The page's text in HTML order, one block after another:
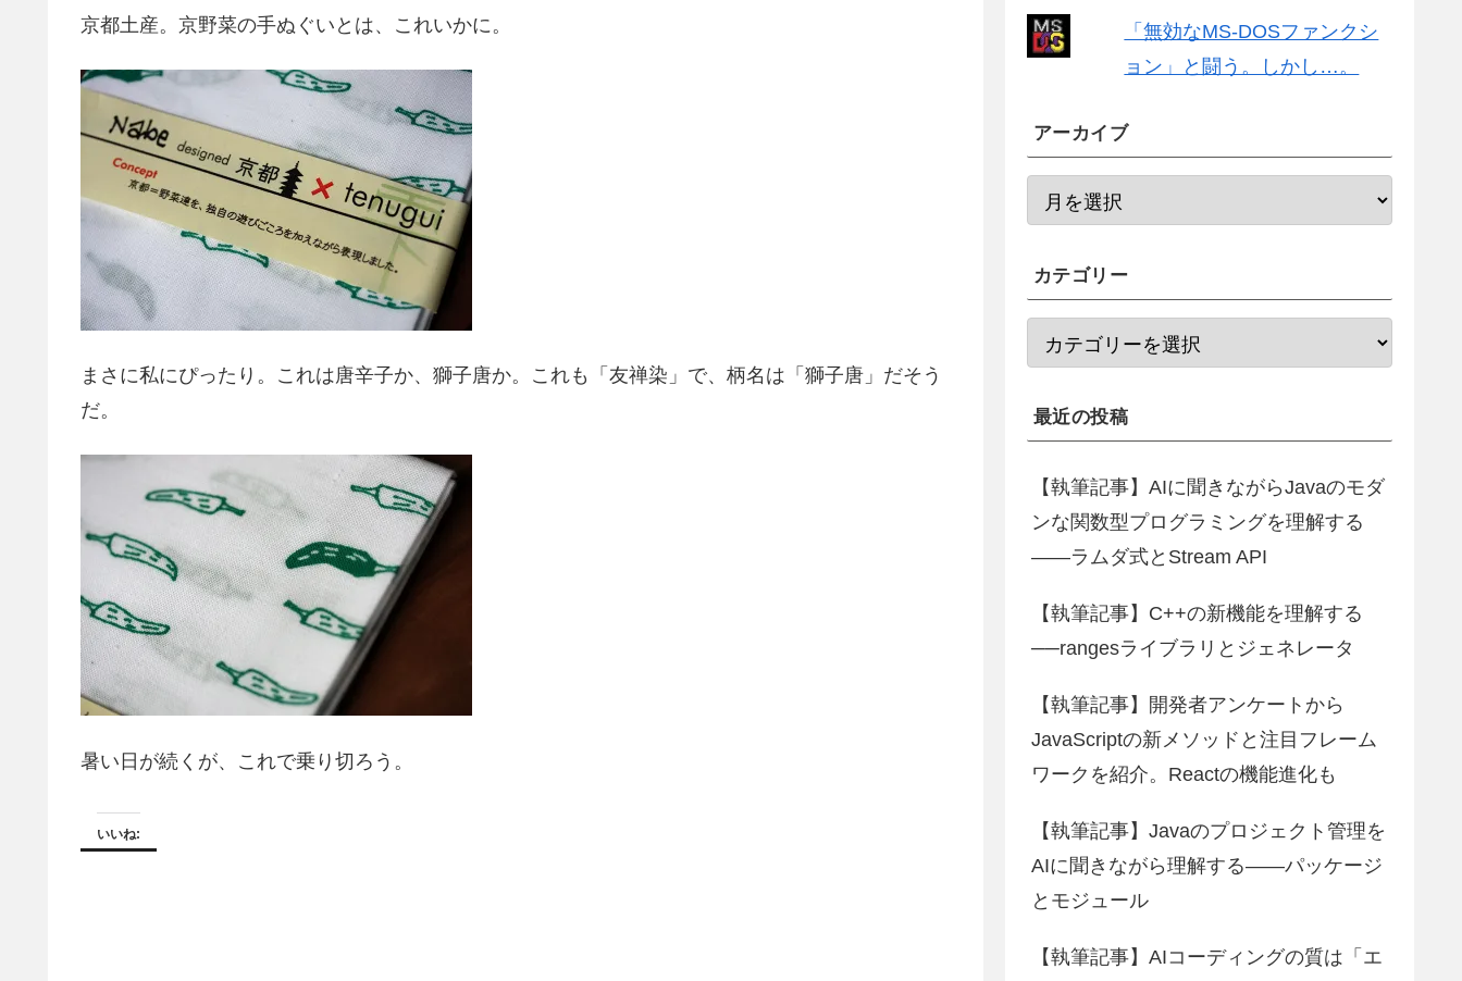
京都土産。京野菜の手ぬぐいとは、これいかに。
まさに私にぴったり。これは唐辛子か、獅子唐か。これも「友禅染」で、柄名は「獅子唐」だそう
だ。
暑い日が続くが、これで乗り切ろう。
いいね:
「無効なMS-DOSファンクシ
ョン」と闘う。しかし…。
アーカイブ
カテゴリー
最近の投稿
【執筆記事】AIに聞きながらJavaのモダ
ンな関数型プログラミングを理解する
――ラムダ式とStream API
【執筆記事】C++の新機能を理解する
──rangesライブラリとジェネレータ
【執筆記事】開発者アンケートから
JavaScriptの新メソッドと注目フレーム
ワークを紹介。Reactの機能進化も
【執筆記事】Javaのプロジェクト管理を
AIに聞きながら理解する――パッケージ
とモジュール
【執筆記事】AIコーディングの質は「エ